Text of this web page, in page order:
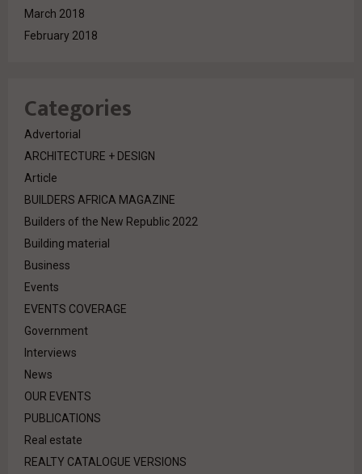
March 2018
February 2018
Categories
Advertorial
ARCHITECTURE + DESIGN
Article
BUILDERS AFRICA MAGAZINE
Builders of the New Republic 2022
Building material
Business
Events
EVENTS COVERAGE
Government
Interviews
News
OUR EVENTS
PUBLICATIONS
Real estate
REALTY CATALOGUE VERSIONS